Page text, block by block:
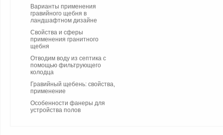
Варианты применения
гравийного щебня в
ландшафтном дизайне
Свойства и сферы
применения гранитного
щебня
Отводим воду из септика с
помощью фильтрующего
колодца
Гравийный щебень: свойства,
применение
Особенности фанеры для
устройства полов